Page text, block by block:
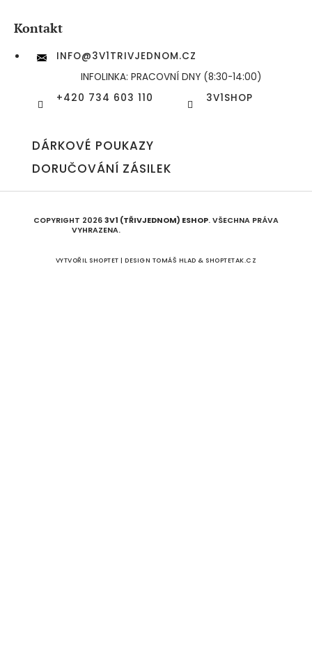
Kontakt
INFO@3V1TRIVJEDNOM.CZ
INFOLINKA: PRACOVNÍ DNY (8:30-14:00)
+420 734 603 110
3V1SHOP
DÁRKOVÉ POUKAZY
DORUČOVÁNÍ ZÁSILEK
COPYRIGHT 2026 3V1 (TŘIVJEDNOM) ESHOP. VŠECHNA PRÁVA
VYHRAZENA.
VYTVOŘIL SHOPTET | DESIGN TOMÁŠ HLAD & SHOPTETAK.CZ